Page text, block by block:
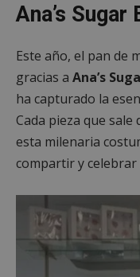
Ana’s Sugar
Este año, el pan de
gracias a Ana’s
ha capturado la
Cada pieza que
esta milenaria
compartir y celebrar